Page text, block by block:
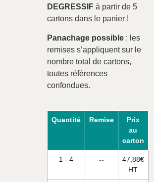
DEGRESSIFà partir de 5
cartons dans le panier !
Panachage possible: les
remises s’appliquent sur le
nombre total de cartons,
toutes références
confondues.
Quantité Remise
Prix
au
carton
1 - 4 - 47,88€